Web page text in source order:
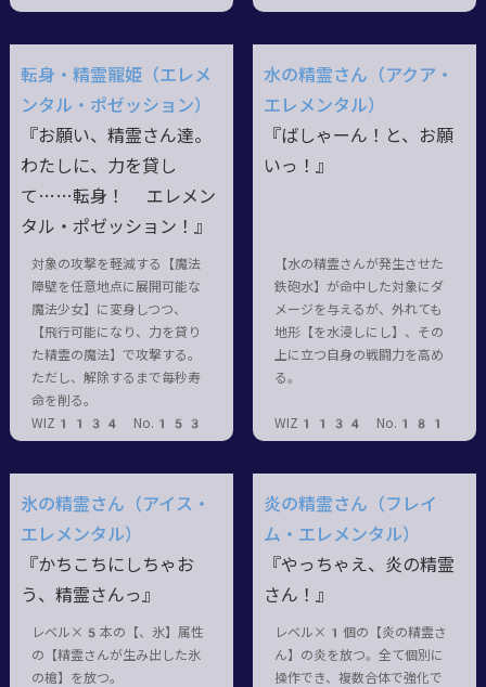
転身・精霊寵姫（エレメ
ンタル・ポゼッション）
『お願い、精霊さん達。
わたしに、力を貸し
て……転身！ エレメン
タル・ポゼッション！』
対象の攻撃を軽減する【魔法
障壁を任意地点に展開可能な
魔法少女】に変身しつつ、
【飛行可能になり、力を貸り
た精霊の魔法】で攻撃する。
ただし、解除するまで毎秒寿
命を削る。
WIZ1134 No.153
水の精霊さん（アクア・
エレメンタル）
『ばしゃーん！と、お願
いっ！』
【水の精霊さんが発生させた
鉄砲水】が命中した対象にダ
メージを与えるが、外れても
地形【を水浸しにし】、その
上に立つ自身の戦闘力を高め
る。
WIZ1134 No.181
氷の精霊さん（アイス・
エレメンタル）
『かちこちにしちゃお
う、精霊さんっ』
レベル×5本の【、氷】属性
の【精霊さんが生み出した氷
の槍】を放つ。
炎の精霊さん（フレイ
ム・エレメンタル）
『やっちゃえ、炎の精霊
さん！』
レベル×1個の【炎の精霊さ
ん】の炎を放つ。全て個別に
操作でき、複数合体で強化で